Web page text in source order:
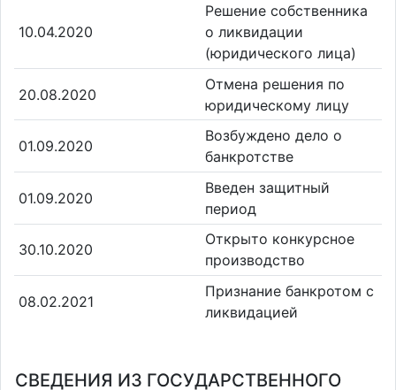
10.04.2020
Решение собственника
о ликвидации
(юридического лица)
20.08.2020
Отмена решения по
юридическому лицу
01.09.2020
Возбуждено дело о
банкротстве
01.09.2020
Введен защитный
период
30.10.2020
Открыто конкурсное
производство
08.02.2021
Признание банкротом с
ликвидацией
СВЕДЕНИЯ ИЗ ГОСУДАРСТВЕННОГО